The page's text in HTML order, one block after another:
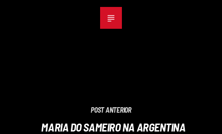
POST ANTERIOR
MARIA DO SAMEIRO NA ARGENTINA